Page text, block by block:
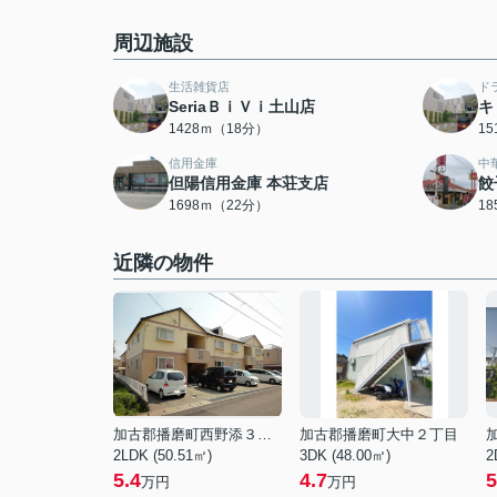
周辺施設
生活雑貨店
SeriaＢｉＶｉ土山店
1428ｍ（18分）
ド
信用金庫
但陽信用金庫 本荘支店
1698ｍ（22分）
中
餃
近隣の物件
加古郡播磨町西野添３丁目
2LDK (50.51㎡)
5.4万円
加古郡播磨町大中２丁目
3DK (48.00㎡)
4.7万円